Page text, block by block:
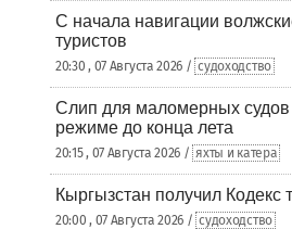
С начала навигации
туристов
20:30 , 07 Августа 2026 / судоходство
Слип для маломерных судов
режиме до конца лета
20:15 , 07 Августа 2026 / яхты и катера
Кыргызстан получил Кодекс
20:00 , 07 Августа 2026 / судоходство